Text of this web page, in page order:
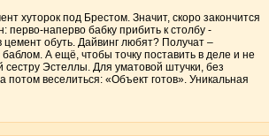
хуторок под Брестом. Значит, скоро закончится
перво-наперво бабку прибить к столбу -
цемент обуть. Дайвинг любят? Получат –
А ещё, чтобы точку поставить в деле и не
сестру Эстеллы. Для уматовой штучки, без
потом веселиться: «Объект готов». Уникальная